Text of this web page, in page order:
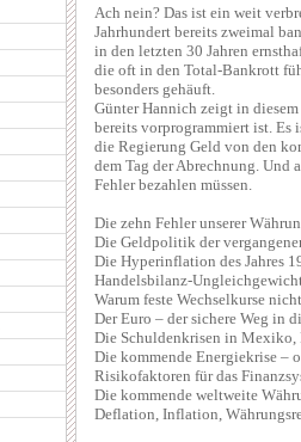
Ach nein? Das ist ein weit
Jahrhundert bereits zweimal
in den letzten 30 Jahren
die oft in den Total-Bankrott
besonders gehäuft.
Günter Hannich zeigt in
bereits vorprogrammiert ist. Es
die Regierung Geld von den
dem Tag der Abrechnung.
Fehler bezahlen müssen.
Die zehn Fehler unserer
Die Geldpolitik der
Die Hyperinflation des Jahres
Handelsbilanz-
Warum feste Wechselkurse
Der Euro – der sichere Weg in
Die Schuldenkrisen in
Die kommende Energiekrise –
Risikofaktoren für das
Die kommende weltweite
Deflation, Inflation,